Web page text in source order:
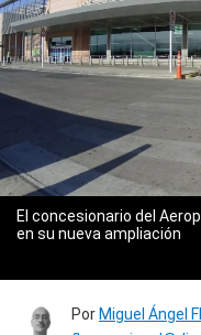
El concesionario del
en su nueva ampliación
Por Miguel Ángel